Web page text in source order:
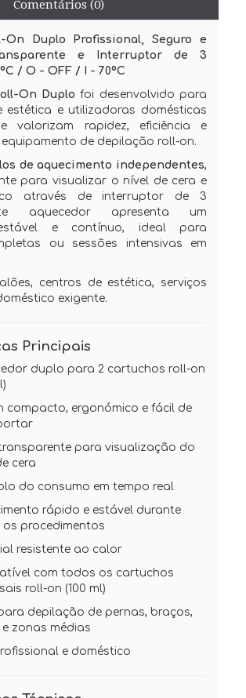
Comentários (0)
On Duplo Profissional, Seguro e
e Interruptor de 3
/ O - OFF / I - 70ºC
On Duplofoi desenvolvido para
estética e utilizadoras domésticas
valorizam rapidez, eficiência e
de depilação roll-on.
de aquecimento independentes,
para visualizar o nível de cera e
através de interruptor de 3
aquecedor apresenta um
estável e contínuo, ideal para
ou sessões intensivas em
centros de estética, serviços
exigente.
Principais
duplo para 2 cartuchos roll-on
compacto, ergonómico e fácil de
para visualização do
cera
do consumo em tempo real
rápido e estável durante
procedimentos
resistente ao calor
com todos os cartuchos
roll-on (100 ml)
depilação de pernas, braços,
zonas médias
e doméstico